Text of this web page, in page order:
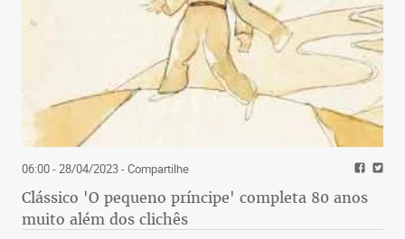
06:00 - 28/04/2023- Compartilhe
Clássico 'O pequeno príncipe' completa 80 anos
muito além dos clichês